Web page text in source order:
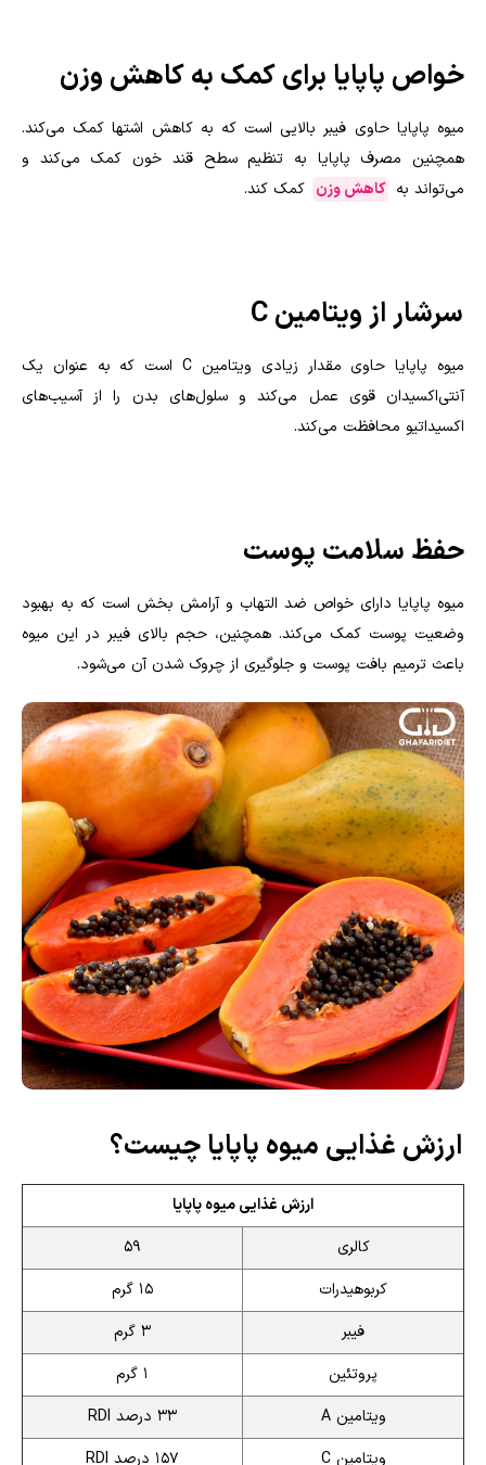
خواص پاپایا برای کمک به کاهش وزن
میوه پاپایا حاوی فیبر بالایی است که به کاهش اشتها کمک می‌کند.
همچنین مصرف پاپایا به تنظیم سطح قند خون کمک می‌کند و
می‌تواند به کاهش وزن کمک کند.
سرشار از ویتامین C
میوه پاپایا حاوی مقدار زیادی ویتامین C است که به عنوان یک
آنتی‌اکسیدان قوی عمل می‌کند و سلول‌های بدن را از آسیب‌های
اکسیداتیو محافظت می‌کند.
حفظ سلامت پوست
میوه پاپایا دارای خواص ضد التهاب و آرامش بخش است که به بهبود
وضعیت پوست کمک می‌کند. همچنین، حجم بالای فیبر در این میوه
باعث ترمیم بافت پوست و جلوگیری از چروک شدن آن می‌شود.
ارزش غذایی میوه پاپایا چیست؟
ارزش غذایی میوه پاپایا
کالری
59
کربوهیدرات
15 گرم
فیبر
3 گرم
پروتئین
1 گرم
ویتامین A
33 درصد RDI
ویتامین C
157 درصد RDI